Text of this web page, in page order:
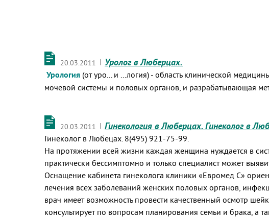
20.03.2011 | Уролог в Люберцах.
Урология (от уро... и ...логия) - область клинической
мочевой системы и половых органов, и разрабатывающая
20.03.2011 | Гинекология в Люберцах. Гинеколог в
Гинеколог в Любецах. 8(495) 921-75-99.
На протяжении всей жизни каждая женщина нуждается в
практически бессимптомно и только специалист может
Оснащение кабинета гинеколога клиники «Евромед С»
лечения всех заболеваний женских половых органов,
врач имеет возможность провести качественный осмотр
консультирует по вопросам планирования семьи и брака, а